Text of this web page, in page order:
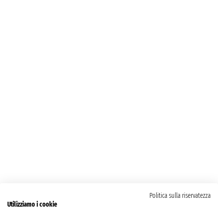
Politica sulla riservatezza
Utilizziamo i cookie